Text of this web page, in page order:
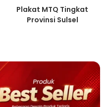
Plakat MTQ Tingkat
Provinsi Sulsel